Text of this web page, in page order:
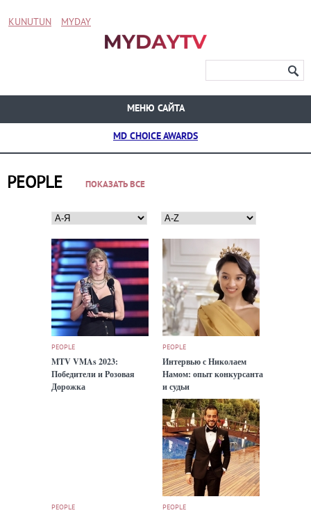
KUNUTUN MYDAY
МЕНЮ САЙТА
MD CHOICE AWARDS
PEOPLE ПОКАЗАТЬ ВСЕ
PEOPLE
MTV VMAs 2023:
Победители и Розовая
Дорожка
PEOPLE
Интервью с Николаем
Намом: опыт конкурсанта
и судьи
PEOPLE PEOPLE